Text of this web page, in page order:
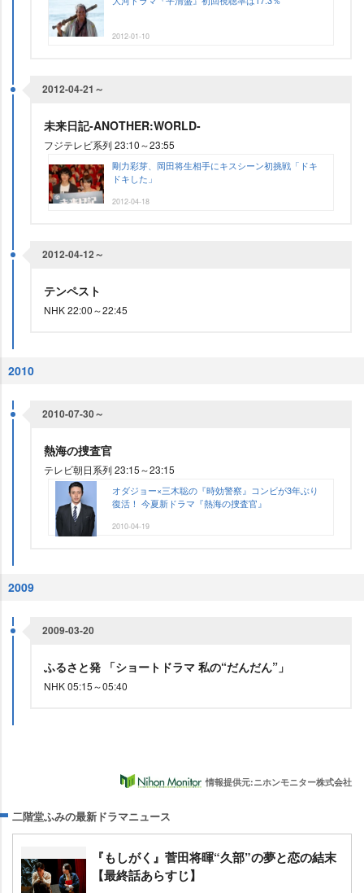
2012-01-10
2012-04-21～
未来日記-ANOTHER:WORLD-
フジテレビ系列 23:10～23:55
剛力彩芽、岡田将生相手にキスシーン初挑戦「ドキ
ドキした」
2012-04-18
2012-04-12～
テンペスト
NHK 22:00～22:45
2010
2010-07-30～
熱海の捜査官
テレビ朝日系列 23:15～23:15
オダジョー×三木聡の『時効警察』コンビが3年ぶり
復活！ 今夏新ドラマ『熱海の捜査官』
2010-04-19
2009
2009-03-20
ふるさと発 「ショートドラマ 私の“だんだん”」
NHK 05:15～05:40
情報提供元:ニホンモニター株式会社
二階堂ふみの最新ドラマニュース
『もしがく』菅田将暉“久部”の夢と恋の結末
【最終話あらすじ】